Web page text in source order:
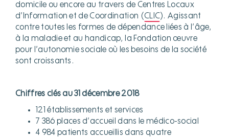
domicile ou encore au travers de Centres Locaux
d’Information et de Coordination (CLIC). Agissant
contre toutes les formes de dépendance liées à l’âge,
à la maladie et au handicap, la Fondation œuvre
pour l’autonomie sociale où les besoins de la société
sont croissants.
Chiffres clés au 31 décembre 2018
121 établissements et services
7 386 places d’accueil dans le médico-social
4 984 patients accueillis dans quatre